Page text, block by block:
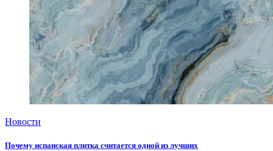
Новости
Почему испанская плитка считается одной из лучших